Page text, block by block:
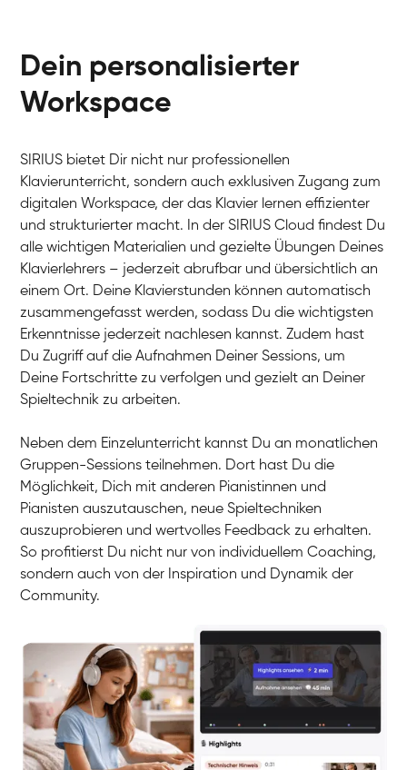
Klavier / Piano / Flügel
Klavier / Piano / Flügel
Hannes
Klavier / Piano / Flügel
Klavier / Piano / Flügel
Yuna
Klavier / Piano / Flügel
Camilla
Klavier / Piano / Flügel
Negin
Dein personalisierter
Workspace
SIRIUS bietet Dir nicht nur professionellen
Klavierunterricht, sondern auch exklusiven Zugang zum
digitalen Workspace, der das Klavier lernen effizienter
und strukturierter macht. In der SIRIUS Cloud findest Du
alle wichtigen Materialien und gezielte Übungen Deines
Klavierlehrers – jederzeit abrufbar und übersichtlich an
einem Ort. Deine Klavierstunden können automatisch
zusammengefasst werden, sodass Du die wichtigsten
Erkenntnisse jederzeit nachlesen kannst. Zudem hast
Du Zugriff auf die Aufnahmen Deiner Sessions, um
Deine Fortschritte zu verfolgen und gezielt an Deiner
Spieltechnik zu arbeiten.
Neben dem Einzelunterricht kannst Du an monatlichen
Gruppen-Sessions teilnehmen. Dort hast Du die
Möglichkeit, Dich mit anderen Pianistinnen und
Pianisten auszutauschen, neue Spieltechniken
auszuprobieren und wertvolles Feedback zu erhalten.
So profitierst Du nicht nur von individuellem Coaching,
sondern auch von der Inspiration und Dynamik der
Community.